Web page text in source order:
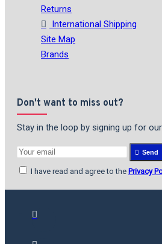
Returns
International Shipping
Site Map
Brands
Don't want to miss out?
Stay in the loop by signing up for
Send
I have read and agree to the Privacy